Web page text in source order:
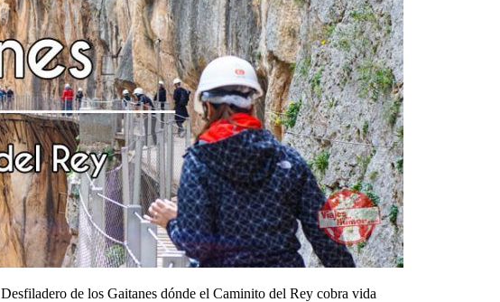
Desfiladero de los Gaitanes dónde el Caminito del Rey cobra vida